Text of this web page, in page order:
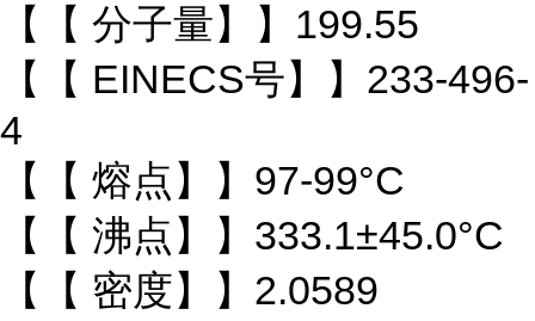
【【 分子量】】199.55
【【 EINECS号】】233-496-
4
【【 熔点】】97-99°C
【【 沸点】】333.1±45.0°C
【【 密度】】2.0589